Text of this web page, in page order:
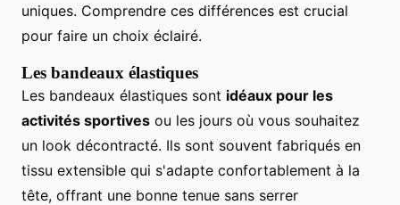
uniques. Comprendre ces différences est crucial
pour faire un choix éclairé.
Les bandeaux élastiques
Les bandeaux élastiques sont idéaux pour les
activités sportives ou les jours où vous souhaitez
un look décontracté. Ils sont souvent fabriqués en
tissu extensible qui s'adapte confortablement à la
tête, offrant une bonne tenue sans serrer